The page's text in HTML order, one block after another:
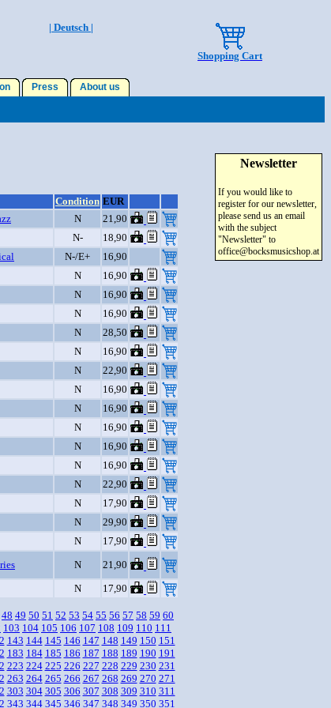
| Deutsch |
Shopping Cart
Press About us
Condition EUR
N
21,90
N-
18,90
N-/E+
16,90
N
16,90
N
16,90
N
16,90
N
28,50
N
16,90
N
22,90
N
16,90
N
16,90
N
16,90
N
16,90
N
16,90
N
22,90
N
17,90
N
29,90
N
17,90
N
21,90
N 17,90
48 49 50 51 52 53 54 55 56 57 58 59 60
103 104 105 106 107 108 109 110 111
143 144 145 146 147 148 149 150 151
183 184 185 186 187 188 189 190 191
223 224 225 226 227 228 229 230 231
263 264 265 266 267 268 269 270 271
303 304 305 306 307 308 309 310 311
343 344 345 346 347 348 349 350 351
Newsletter
If you would like to
register for our newsletter,
please send us an email
with the subject
"Newsletter" to
office@bocksmusicshop.at